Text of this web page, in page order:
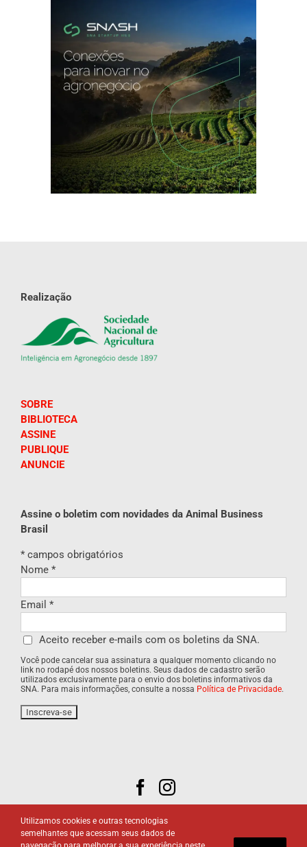
Realização
SOBRE
BIBLIOTECA
ASSINE
PUBLIQUE
ANUNCIE
Assine o boletim com novidades da Animal Business
Brasil
* campos obrigatórios
Nome *
Email *
Aceito receber e-mails com os boletins da SNA.
Você pode cancelar sua assinatura a qualquer momento clicando no
link no rodapé dos nossos boletins. Seus dados de cadastro serão
utilizados exclusivamente para o envio dos boletins informativos da
SNA. Para mais informações, consulte a nossa Política de Privacidade.
Utilizamos cookies e outras tecnologias
semelhantes que acessam seus dados de